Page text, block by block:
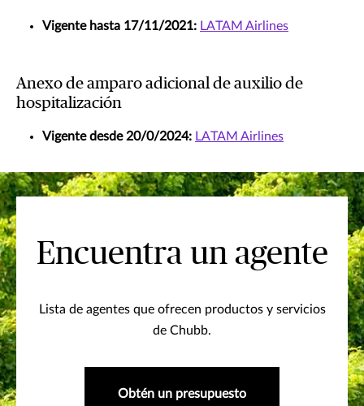
Vigente hasta 17/11/2021: LATAM Airlines
Anexo de amparo adicional de auxilio de
hospitalización
Vigente desde 20/0/2024: LATAM Airlines
Encuentra un agente
Lista de agentes que ofrecen productos y servicios
de Chubb.
Obtén un presupuesto